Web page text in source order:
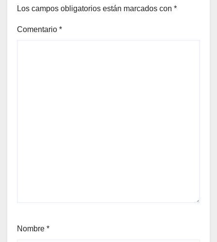
Los campos obligatorios están marcados con *
Comentario *
Nombre *